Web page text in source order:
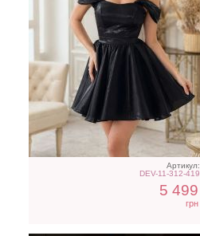
Артикул:
DEV-11-312-419
5 499
грн
Вечернее нарядное
корсетное платье белого
цвета